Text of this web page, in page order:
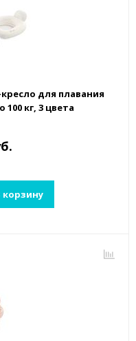
для плавания
100 кг, 3 цвета
корзину